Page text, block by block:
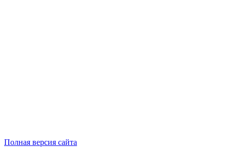
Полная версия сайта